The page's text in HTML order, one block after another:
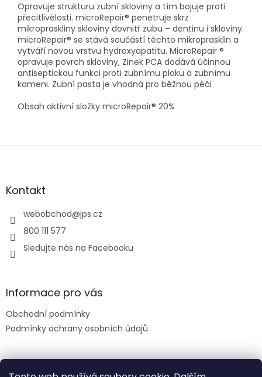
Opravuje strukturu zubní skloviny a tím bojuje proti
přecitlivělosti. microRepair® penetruje skrz
mikropraskliny skloviny dovnitř zubu – dentinu i skloviny.
microRepair® se stává součástí těchto mikroprasklin a
vytváří novou vrstvu hydroxyapatitu. MicroRepair ®
opravuje povrch skloviny, Zinek PCA dodává účinnou
antiseptickou funkci proti zubnímu plaku a zubnímu
kameni. Zubní pasta je vhodná pro běžnou péči.
Obsah aktivní složky microRepair® 20%
Z
aKontakt
webobchod@jps.cz
800 111 577
Sledujte nás na Facebooku
Informace pro vás
Obchodní podmínky
Podmínky ochrany osobních údajů
Facebook